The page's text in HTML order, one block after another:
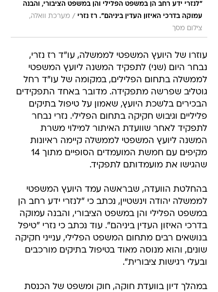
"לנזרי ידע רחב הן במשפט הפלילי והן במשפט הציבורי, והבנה
עמוקה בדרכי האיזון העדין ביניהם". רז נזרי / מערכת וואלה,
צילום מסך
עוזרו של היועץ המשפטי לממשלה, עו"ד רז נזרי,
נבחר היום (שני) לתפקיד המשנה ליועץ המשפטי
לממשלה בתחום הפלילים, במקומה של עו"ד רחל
גוטליב שפרשה מתפקידה. מדובר באחד התפקידים
הבכירים בלשכת היועץ, שאמון על טיפול בתיקים
פליליים וגיבוש חקיקה בתחום הפלילי. נזרי נבחר
לתפקיד לאחר שוועדת האיתור למילוי משרת
המשנה ליועץ המשפטי לממשלה קיימה ראיונות
מקיפים עם חמשת המועמדים הסופיים מתוך 14
שהגישו את מועמדותם לתפקיד.
בהחלטת הוועדה, שבראשה עמד היועץ המשפטי
לממשלה יהודה וינשטיין, נכתב כי "לנזרי ידע רחב הן
במשפט הפלילי והן במשפט הציבורי, והבנה עמוקה
בדרכי האיזון העדין ביניהם". עוד נכתב כי נזרי "טיפל
בנושאים רבים מתחום המשפט הפלילי, ענייני חקיקה
שונים, והוא מנוסה מאוד בטיפול בתיקים מורכבים
ובעלי רגישות ציבורית".
במהלך דיון בוועדת חוקה, חוק ומשפט של הכנסת